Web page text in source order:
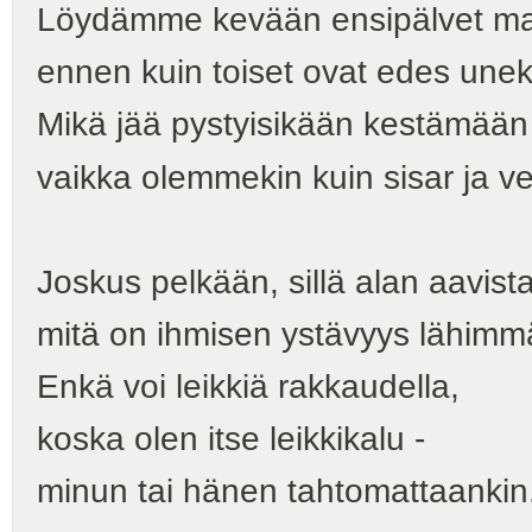
Löydämme kevään ensipälvet
ennen kuin toiset ovat edes
Mikä jää pystyisikään
vaikka olemmekin kuin sisar ja
Joskus pelkään, sillä alan
mitä on ihmisen ystävyys
Enkä voi leikkiä rakkaudella,
koska olen itse leikkikalu -
minun tai hänen